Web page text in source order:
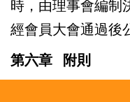
時，由理事會編制
經會員大會通過後
第六章 附則